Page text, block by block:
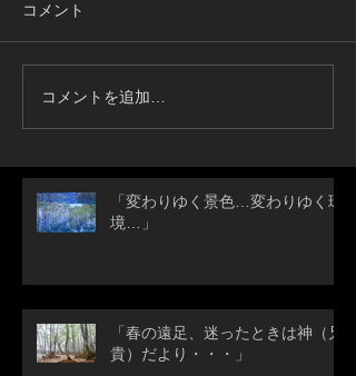
コメント
コメントを追加…
「変わりゆく景色…変わりゆく環
境…」
「春の遠足、迷ったときは神（兄
貴）だより・・・」